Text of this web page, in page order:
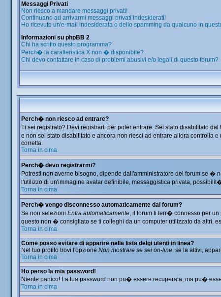
Messaggi Privati
Non riesco a mandare messaggi privati!
Continuano ad arrivarmi messaggi privati indesiderati!
Ho ricevuto un'e-mail indesiderata o dello spamming da qualcuno in
Informazioni su phpBB 2
Chi ha scritto questo programma?
Perch� la caratteristica X non � disponibile?
Chi devo contattare in caso di problemi abusivi e/o legali di questo forum?
Perch� non riesco ad entrare?
Ti sei registrato? Devi registrarti per poter entrare. Sei stato disabilitato
e non sei stato disabilitato e ancora non riesci ad entrare allora controlla
corretta.
Torna in cima
Perch� devo registrarmi?
Potresti non averne bisogno, dipende dall'amministratore del forum se
l'utilizzo di un'immagine avatar definibile, messaggistica privata,
Torna in cima
Perch� vengo disconnesso automaticamente dal forum?
Se non selezioni Entra automaticamente, il forum ti terr� connesso per un
questo non � consigliato se ti colleghi da un computer utilizzato da altri,
Torna in cima
Come posso evitare di apparire nella lista delgi utenti in linea?
Nel tuo profilo trovi l'opzione Non mostrare se sei on-line: se la attivi,
Torna in cima
Ho perso la mia password!
Niente panico! La tua password non pu� essere recuperata, ma pu�
Torna in cima